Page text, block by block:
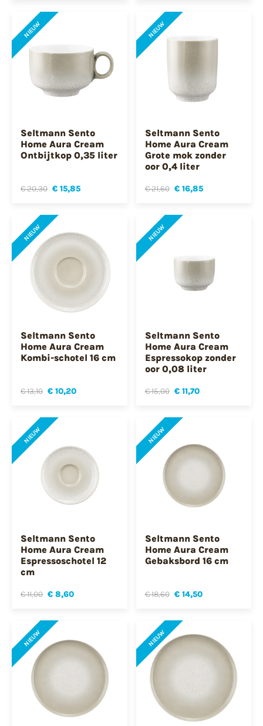
NIEUW
Seltmann Sento
Home Aura Cream
Ontbijtkop 0,35 liter
€ 20,30 € 15,85
NIEUW
Seltmann Sento
Home Aura Cream
Grote mok zonder
oor 0,4 liter
€ 21,60 € 16,85
NIEUW
Seltmann Sento
Home Aura Cream
Kombi-schotel 16 cm
€ 13,10 € 10,20
NIEUW
Seltmann Sento
Home Aura Cream
Espressokop zonder
oor 0,08 liter
€ 15,00 € 11,70
NIEUW
Seltmann Sento
Home Aura Cream
Espressoschotel 12
cm
€ 11,00 € 8,60
NIEUW
Seltmann Sento
Home Aura Cream
Gebaksbord 16 cm
€ 18,60 € 14,50
NIEUW NIEUW